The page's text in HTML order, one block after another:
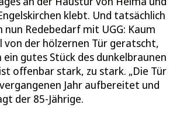
klebt. Und tatsächlich
nun Redebedarf mit UGG: Kaum
der hölzernen Tür geratscht,
gutes Stück des dunkelbraunen
offenbar stark, zu stark. „Die Tür
Jahr aufbereitet und
der 85-Jährige.